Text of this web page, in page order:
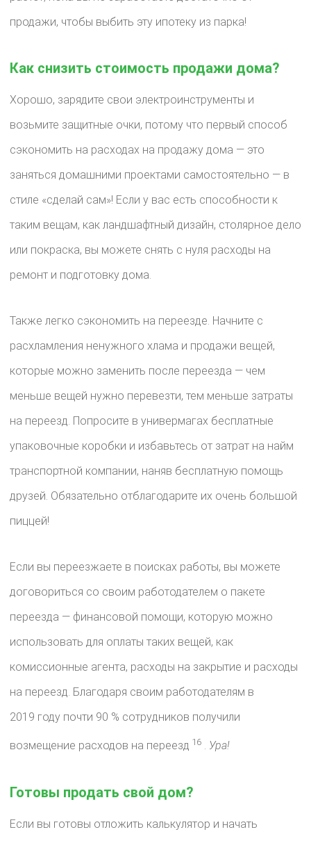
продажи, чтобы выбить эту ипотеку из парка!
Как снизить стоимость продажи дома?
Хорошо, зарядите свои электроинструменты и
возьмите защитные очки, потому что первый способ
сэкономить на расходах на продажу дома — это
заняться домашними проектами самостоятельно — в
стиле «сделай сам»! Если у вас есть способности к
таким вещам, как ландшафтный дизайн, столярное дело
или покраска, вы можете снять с нуля расходы на
ремонт и подготовку дома.
Также легко сэкономить на переезде. Начните с
расхламления ненужного хлама и продажи вещей,
которые можно заменить после переезда — чем
меньше вещей нужно перевезти, тем меньше затраты
на переезд. Попросите в универмагах бесплатные
упаковочные коробки и избавьтесь от затрат на найм
транспортной компании, наняв бесплатную помощь
друзей. Обязательно отблагодарите их очень большой
пиццей!
Если вы переезжаете в поисках работы, вы можете
договориться со своим работодателем о пакете
переезда — финансовой помощи, которую можно
использовать для оплаты таких вещей, как
комиссионные агента, расходы на закрытие и расходы
на переезд. Благодаря своим работодателям в
2019 году почти 90 % сотрудников получили
возмещение расходов на переезд 16 . Ура!
Готовы продать свой дом?
Если вы готовы отложить калькулятор и начать